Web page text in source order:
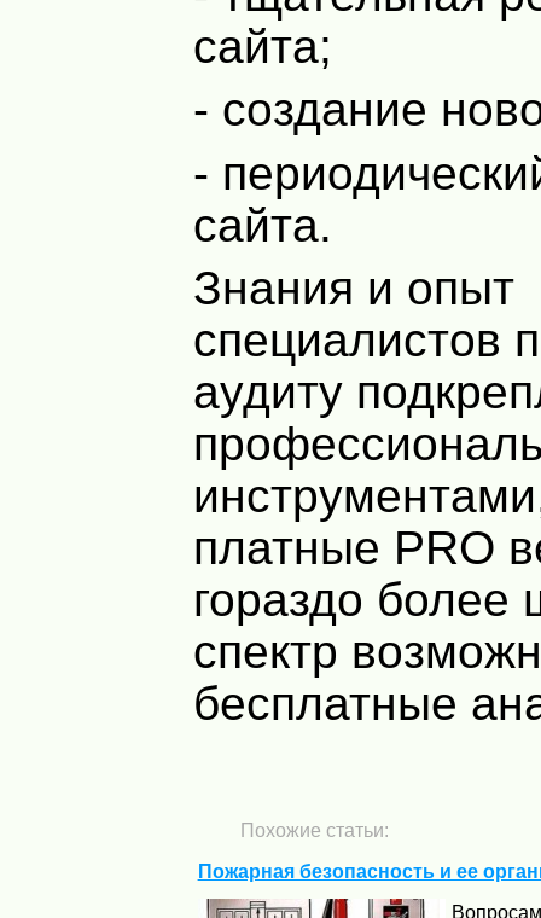
сайта;
- создание
-
сайта.
Знания и опыт
специалистов
аудиту
платные PRO
гораздо более
спектр
бесплатные
Похожие статьи:
Пожарная безопасность и ее